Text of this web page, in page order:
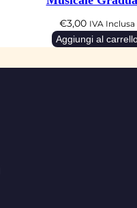
€3,00 IVA Inclusa
Aggiungi al